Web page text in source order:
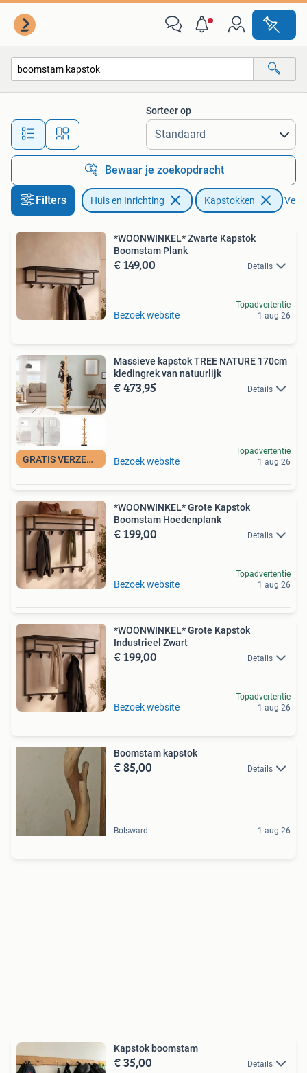
Alle afstanden…
Sorteer op
Bewaar je zoekopdracht
Filters Huis en Inrichting Kapstokken
*WOONWINKEL* Zwarte Kapstok
Boomstam Plank
€ 149,00 Details
Bezoek website
Topadvertentie
1 aug 26
GRATIS VERZENDING
Massieve kapstok TREE NATURE 170cm
kledingrek van natuurlijk
€ 473,95 Details
Bezoek website
Topadvertentie
1 aug 26
*WOONWINKEL* Grote Kapstok
Boomstam Hoedenplank
€ 199,00 Details
Bezoek website
Topadvertentie
1 aug 26
*WOONWINKEL* Grote Kapstok
Industrieel Zwart
€ 199,00 Details
Bezoek website
Topadvertentie
1 aug 26
Boomstam kapstok
€ 85,00 Details
Bolsward 1 aug 26
Kapstok boomstam
€ 35,00 Details